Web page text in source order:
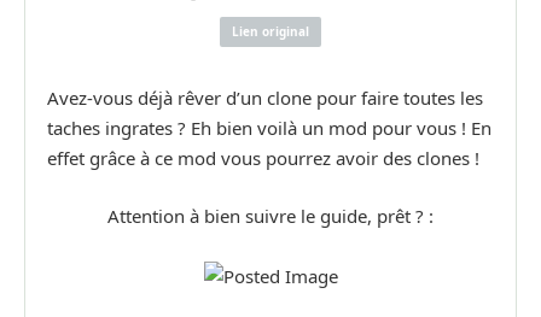
Lien original
Avez-vous déjà rêver d’un clone pour faire toutes les
taches ingrates ? Eh bien voilà un mod pour vous ! En
effet grâce à ce mod vous pourrez avoir des clones !
Attention à bien suivre le guide, prêt ? :